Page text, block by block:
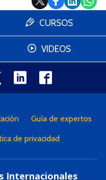
CURSOS
VIDEOS
Guía de expertos
de privacidad
Internacionales